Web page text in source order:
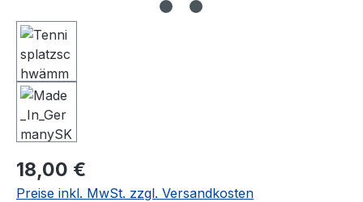
Regulärer Preis:
18,00 €
Preise inkl. MwSt. zzgl. Versandkosten